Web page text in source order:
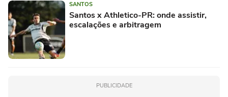
SANTOS
Santos x Athletico-PR: onde assistir,
escalações e arbitragem
PUBLICIDADE